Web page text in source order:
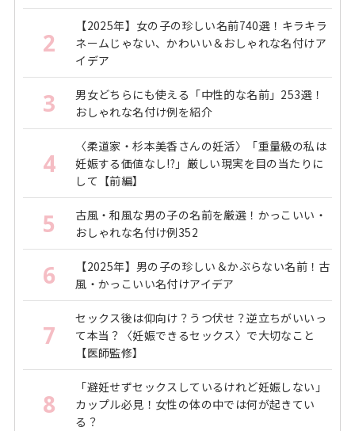
2
【2025年】女の子の珍しい名前740選！キラキラ
ネームじゃない、かわいい＆おしゃれな名付けア
イデア
3
男女どちらにも使える「中性的な名前」253選！
おしゃれな名付け例を紹介
4
〈柔道家・杉本美香さんの妊活〉「重量級の私は
妊娠する価値なし!?」厳しい現実を目の当たりに
して【前編】
5
古風・和風な男の子の名前を厳選！かっこいい・
おしゃれな名付け例352
6
【2025年】男の子の珍しい＆かぶらない名前！古
風・かっこいい名付けアイデア
7
セックス後は仰向け？うつ伏せ？逆立ちがいいっ
て本当？〈妊娠できるセックス〉で大切なこと
【医師監修】
8
「避妊せずセックスしているけれど妊娠しない」
カップル必見！女性の体の中では何が起きてい
る？